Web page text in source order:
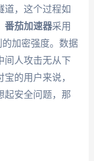
道，这个过程如
番茄加速器采用
加密强度。数据
间人攻击无从下
的用户来说，
起安全问题，那